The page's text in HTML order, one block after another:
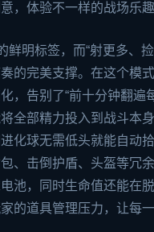
，体验不一样的战场乐趣
鲜明标签，而“射更多、
的完美支撑。在这个模
，告别了“前十分钟翻遍
全部精力投入到战斗本
化球无需低头就能自动
、击倒护盾、头盔等冗
池，同时生命值还能在
的道具管理压力，让每